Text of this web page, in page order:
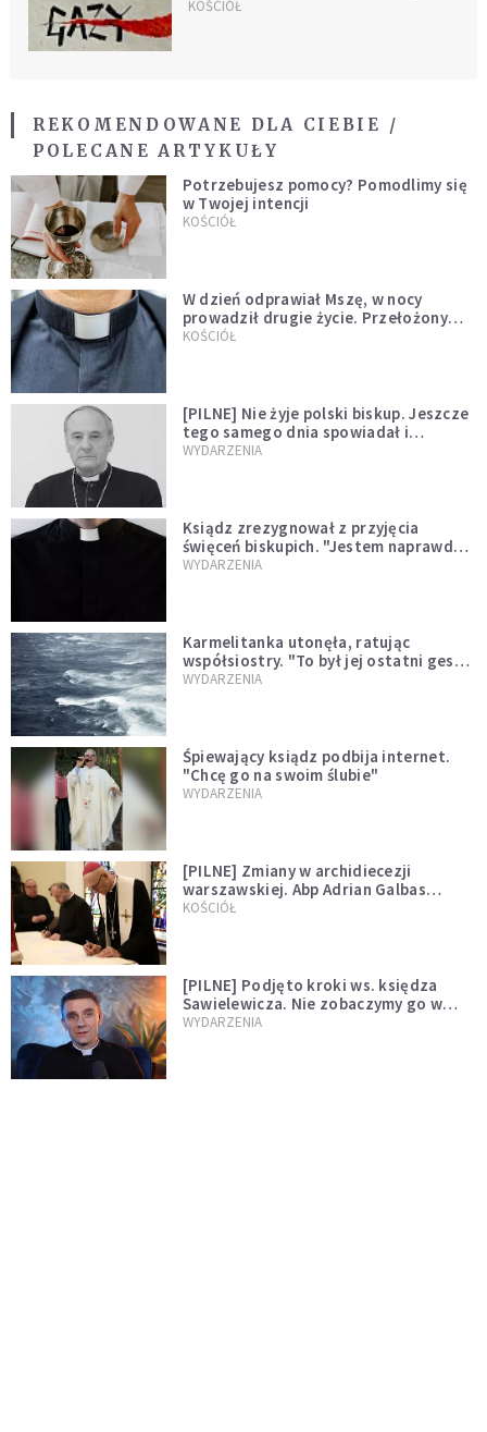
KOŚCIÓŁ
REKOMENDOWANE DLA CIEBIE /
POLECANE ARTYKUŁY
Potrzebujesz pomocy? Pomodlimy się
w Twojej intencji
KOŚCIÓŁ
W dzień odprawiał Mszę, w nocy
prowadził drugie życie. Przełożony
kazał mu opuścić zakon
KOŚCIÓŁ
[PILNE] Nie żyje polski biskup. Jeszcze
tego samego dnia spowiadał i
sprawował Mszę świętą
WYDARZENIA
Ksiądz zrezygnował z przyjęcia
święceń biskupich. "Jestem naprawdę
niegodny"
WYDARZENIA
Karmelitanka utonęła, ratując
współsiostry. "To był jej ostatni gest
miłości"
WYDARZENIA
Śpiewający ksiądz podbija internet.
"Chcę go na swoim ślubie"
WYDARZENIA
[PILNE] Zmiany w archidiecezji
warszawskiej. Abp Adrian Galbas
wręczył dekrety nowym proboszczom
KOŚCIÓŁ
[PILNE] Podjęto kroki ws. księdza
Sawielewicza. Nie zobaczymy go w
mediach
WYDARZENIA